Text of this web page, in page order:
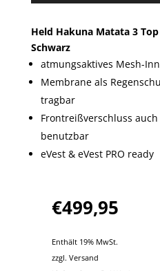
Held Hakuna Matata 3
Schwarz
atmungsaktives Mesh-
Membrane als
tragbar
Frontreißverschluss auch
benutzbar
eVest & eVest PRO ready
€499,95
Enthält 19% MwSt.
zzgl. Versand